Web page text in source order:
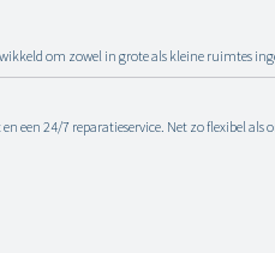
om zowel in grote als kleine ruimtes
een 24/7 reparatieservice. Net zo flexibel als